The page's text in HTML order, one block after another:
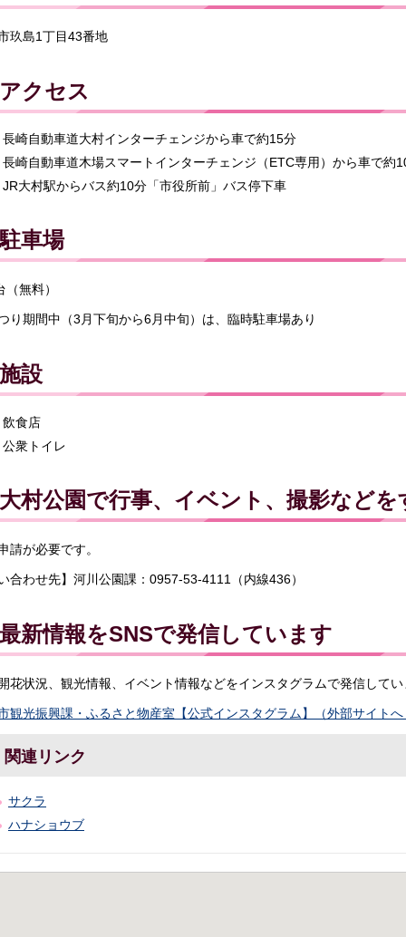
玖島1丁目43番地
アクセス
長崎自動車道大村インターチェンジから車で約15分
長崎自動車道木場スマートインターチェンジ（ETC専用）から車で約
JR大村駅からバス約10分「市役所前」バス停下車
駐車場
（無料）
り期間中（3月下旬から6月中旬）は、臨時駐車場あり
施設
飲食店
公衆トイレ
大村公園で行事、イベント、撮影などを
請が必要です。
合わせ先】河川公園課：0957-53-4111（内線436）
最新情報をSNSで発信しています
花状況、観光情報、イベント情報などをインスタグラムで発信して
観光振興課・ふるさと物産室【公式インスタグラム】（外部サイト
関連リンク
サクラ
ハナショウブ